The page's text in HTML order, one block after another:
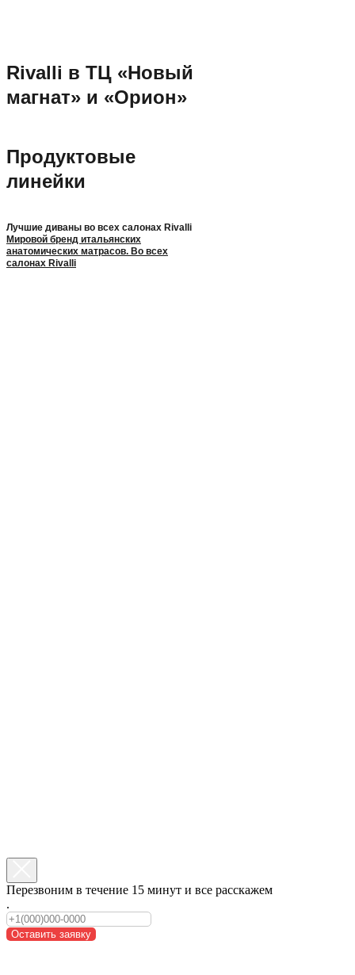
Продуктовые
линейки
Лучшие диваны во всех салонах Rivalli
Мировой бренд итальянских
анатомических матрасов. Во всех
салонах Rivalli
Rivalli в ТЦ «Новый
магнат» и «Орион»
Перезвоним в течение 15 минут и все расскажем
.
Оставить заявку